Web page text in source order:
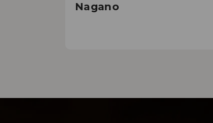
Nagano